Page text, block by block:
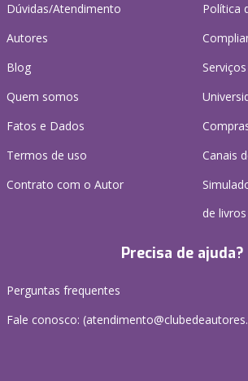
Dúvidas/Atendimento
Autores
Blog
Quem somos
Fatos e Dados
Termos de uso
Contrato com o Autor
Política
Canais
de livros
Precisa de ajuda?
Perguntas frequentes
Fale conosco: